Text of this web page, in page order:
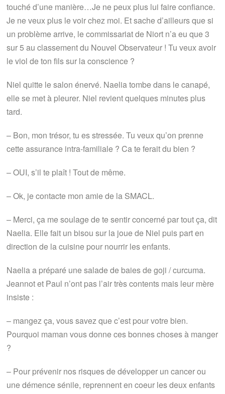
touché d’une manière…Je ne peux plus lui faire confiance.
Je ne veux plus le voir chez moi. Et sache d’ailleurs que si
un problème arrive, le commissariat de Niort n’a eu que 3
sur 5 au classement du Nouvel Observateur ! Tu veux avoir
le viol de ton fils sur la conscience ?
Niel quitte le salon énervé. Naelia tombe dans le canapé,
elle se met à pleurer. Niel revient quelques minutes plus
tard.
– Bon, mon trésor, tu es stressée. Tu veux qu’on prenne
cette assurance intra-familiale ? Ca te ferait du bien ?
– OUI, s’il te plaît ! Tout de même.
– Ok, je contacte mon amie de la SMACL.
– Merci, ça me soulage de te sentir concerné par tout ça, dit
Naelia. Elle fait un bisou sur la joue de Niel puis part en
direction de la cuisine pour nourrir les enfants.
Naelia a préparé une salade de baies de goji / curcuma.
Jeannot et Paul n’ont pas l’air très contents mais leur mère
insiste :
– mangez ça, vous savez que c’est pour votre bien.
Pourquoi maman vous donne ces bonnes choses à manger
?
– Pour prévenir nos risques de développer un cancer ou
une démence sénile, reprennent en coeur les deux enfants